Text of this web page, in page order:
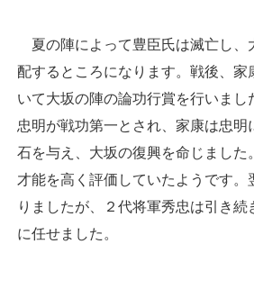
夏の陣によって豊臣氏は滅亡し、
配するところになります。戦後、家
いて大坂の陣の論功行賞を行いまし
忠明が戦功第一とされ、家康は忠明
石を与え、大坂の復興を命じました
才能を高く評価していたようです。
りましたが、２代将軍秀忠は引き続
に任せました。